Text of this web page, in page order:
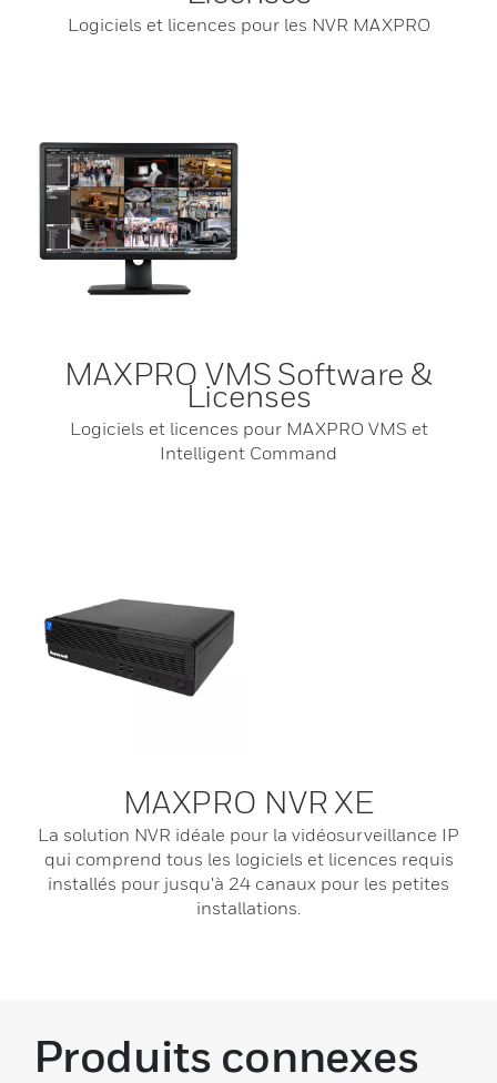
Logiciels et licences pour les NVR MAXPRO
MAXPRO VMS Software &
Licenses
Logiciels et licences pour MAXPRO VMS et
Intelligent Command
MAXPRO NVR XE
La solution NVR idéale pour la vidéosurveillance IP
qui comprend tous les logiciels et licences requis
installés pour jusqu'à 24 canaux pour les petites
installations.
Produits connexes